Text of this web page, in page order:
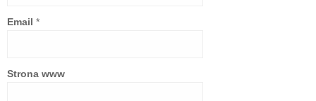
Email *
Strona www